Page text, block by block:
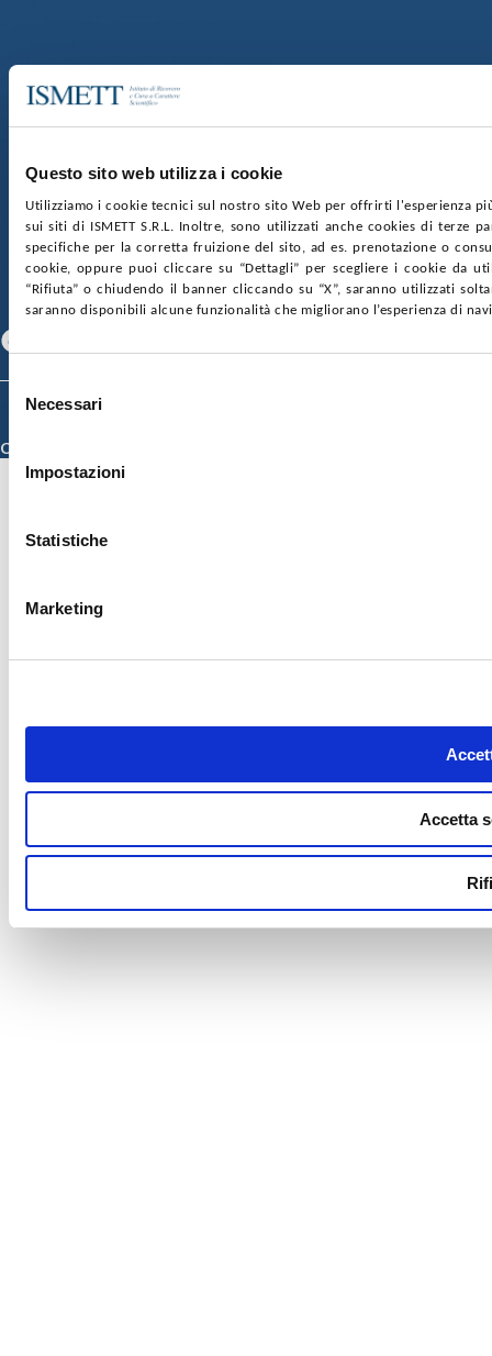
Questo sito web utilizza i cookie
Utilizziamo i cookie tecnici sul nostro sito Web per offrirti l'esperienza
sui siti di ISMETT S.R.L. Inoltre, sono utilizzati anche cookies di terze
specifiche per la corretta fruizione del sito, ad es. prenotazione o
cookie, oppure puoi cliccare su “Dettagli” per scegliere i cookie da
“Rifiuta” o chiudendo il banner cliccando su “X”, saranno utilizzati
saranno disponibili alcune funzionalità che migliorano l’esperienza di
Selezione
delNecessari
Impostazioni
Statistiche
Marketing
Accetta
Via Discesa dei Giudici 4 90133 Palermo
€2.000.000, interamente versato
SOCIETÀ TRASPARENTE
WHISTLEBLOWING
GARE E CONTRATTIPRIVACYCOOKIE POLICY
SOSTIENICIMAPPA DEL SITOACCESSIBILITÀ
CONTATTI
SEGUICI SU
© 2026 ISMETT (Istituto Mediterraneo per i Trapianti e Terapie ad Alta
Credits